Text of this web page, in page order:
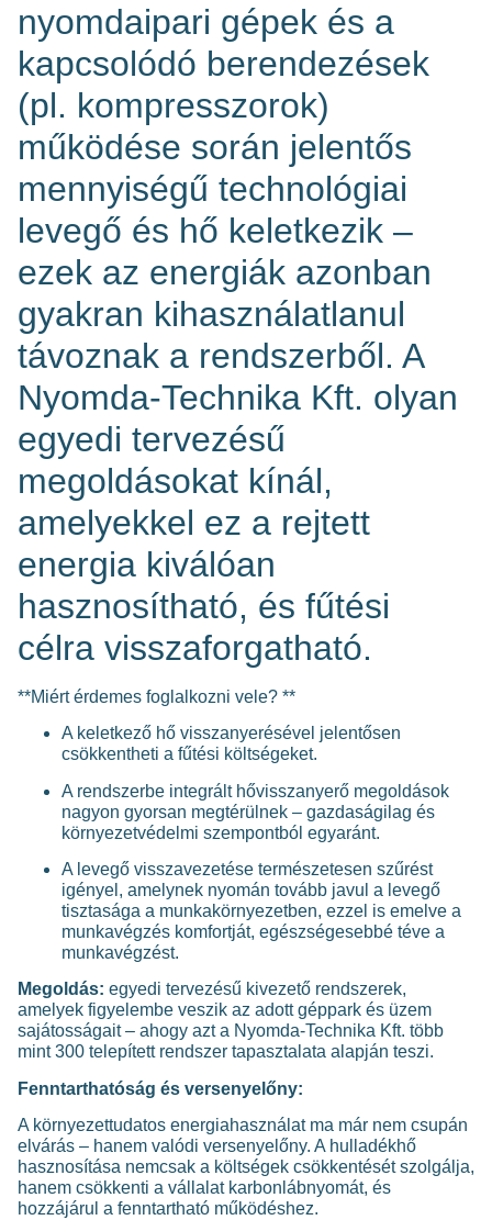
nyomdaipari gépek és a
kapcsolódó berendezések
(pl. kompresszorok)
működése során jelentős
mennyiségű technológiai
levegő és hő keletkezik –
ezek az energiák azonban
gyakran kihasználatlanul
távoznak a rendszerből. A
Nyomda-Technika Kft. olyan
egyedi tervezésű
megoldásokat kínál,
amelyekkel ez a rejtett
energia kiválóan
hasznosítható, és fűtési
célra visszaforgatható.
**Miért érdemes foglalkozni vele? **
A keletkező hő visszanyerésével jelentősen
csökkentheti a fűtési költségeket.
A rendszerbe integrált hővisszanyerő megoldások
nagyon gyorsan megtérülnek – gazdaságilag és
környezetvédelmi szempontból egyaránt.
A levegő visszavezetése természetesen szűrést
igényel, amelynek nyomán tovább javul a levegő
tisztasága a munkakörnyezetben, ezzel is emelve a
munkavégzés komfortját, egészségesebbé téve a
munkavégzést.
Megoldás: egyedi tervezésű kivezető rendszerek,
amelyek figyelembe veszik az adott géppark és üzem
sajátosságait – ahogy azt a Nyomda-Technika Kft. több
mint 300 telepített rendszer tapasztalata alapján teszi.
Fenntarthatóság és versenyelőny:
A környezettudatos energiahasználat ma már nem csupán
elvárás – hanem valódi versenyelőny. A hulladékhő
hasznosítása nemcsak a költségek csökkentését szolgálja,
hanem csökkenti a vállalat karbonlábnyomát, és
hozzájárul a fenntartható működéshez.